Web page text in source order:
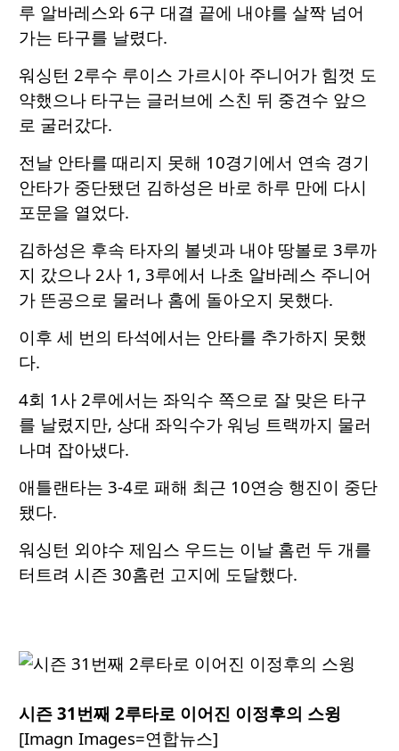
루 알바레스와 6구 대결 끝에 내야를 살짝 넘어
가는 타구를 날렸다.
워싱턴 2루수 루이스 가르시아 주니어가 힘껏 도
약했으나 타구는 글러브에 스친 뒤 중견수 앞으
로 굴러갔다.
전날 안타를 때리지 못해 10경기에서 연속 경기
안타가 중단됐던 김하성은 바로 하루 만에 다시
포문을 열었다.
김하성은 후속 타자의 볼넷과 내야 땅볼로 3루까
지 갔으나 2사 1, 3루에서 나초 알바레스 주니어
가 뜬공으로 물러나 홈에 돌아오지 못했다.
이후 세 번의 타석에서는 안타를 추가하지 못했
다.
4회 1사 2루에서는 좌익수 쪽으로 잘 맞은 타구
를 날렸지만, 상대 좌익수가 워닝 트랙까지 물러
나며 잡아냈다.
애틀랜타는 3-4로 패해 최근 10연승 행진이 중단
됐다.
워싱턴 외야수 제임스 우드는 이날 홈런 두 개를
터트려 시즌 30홈런 고지에 도달했다.
시즌 31번째 2루타로 이어진 이정후의 스윙
[Imagn Images=연합뉴스]